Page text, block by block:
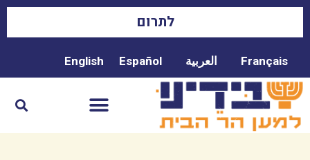
לתרום
Français العربية Español
English